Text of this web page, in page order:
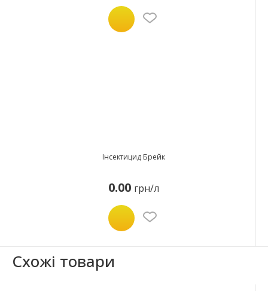
Інсектицид Брейк
0.00 грн/л
Схожі товари